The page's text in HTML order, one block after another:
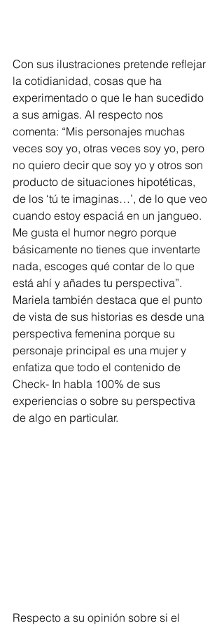
Con sus ilustraciones pretende reflejar
la cotidianidad, cosas que ha
experimentado o que le han sucedido
a sus amigas. Al respecto nos
comenta: “Mis personajes muchas
veces soy yo, otras veces soy yo, pero
no quiero decir que soy yo y otros son
producto de situaciones hipotéticas,
de los ‘tú te imaginas…’, de lo que veo
cuando estoy espaciá en un jangueo.
Me gusta el humor negro porque
básicamente no tienes que inventarte
nada, escoges qué contar de lo que
está ahí y añades tu perspectiva”.
Mariela también destaca que el punto
de vista de sus historias es desde una
perspectiva femenina porque su
personaje principal es una mujer y
enfatiza que todo el contenido de
Check- In habla 100% de sus
experiencias o sobre su perspectiva
de algo en particular.
Respecto a su opinión sobre si el